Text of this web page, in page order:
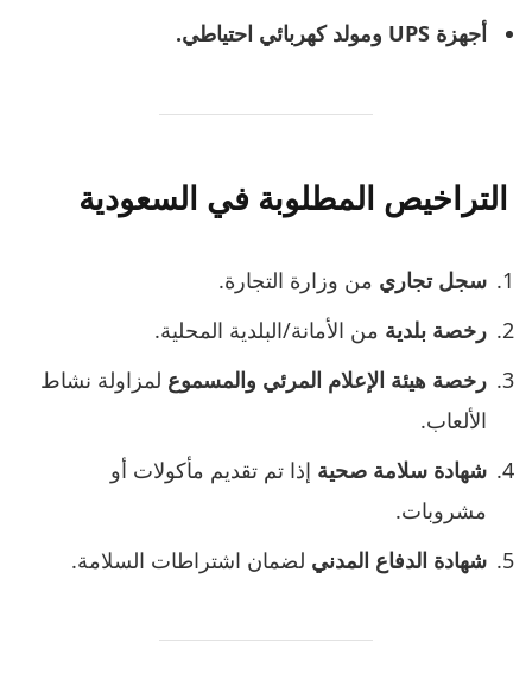
أجهزة UPS ومولد كهربائي احتياطي.
التراخيص المطلوبة في السعودية
سجل تجاري من وزارة التجارة.
رخصة بلدية من الأمانة/البلدية المحلية.
رخصة هيئة الإعلام المرئي والمسموع لمزاولة نشاط
الألعاب.
شهادة سلامة صحية إذا تم تقديم مأكولات أو
مشروبات.
شهادة الدفاع المدني لضمان اشتراطات السلامة.